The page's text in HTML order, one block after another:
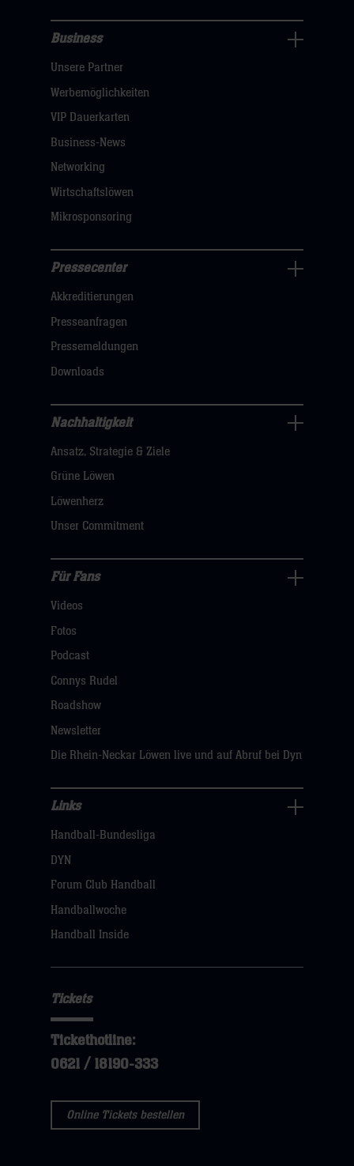
Navigation
öffnen,
dann
Business
Unsere Partner
Werbemöglichkeiten
VIP Dauerkarten
Business-News
Networking
Wirtschaftslöwen
Mikrosponsoring
Navigation
öffnen,
dann
hier
Pressecenter
Akkreditierungen
Presseanfragen
Pressemeldungen
Downloads
Nachhaltigkeit
Navigation
öffnen,
dann
klicken
hier
Nachhaltigkeit
Ansatz, Strategie & Ziele
Grüne Löwen
Löwenherz
Unser Commitment
Fans
Navigation
öffnen,
hier
Für Fans
Videos
Fotos
Podcast
Connys Rudel
Roadshow
Newsletter
Die Rhein-Neckar Löwen live und auf Abruf bei Dyn
Navigation
öffnen,
dann
Links
Handball-Bundesliga
DYN
Forum Club Handball
Handballwoche
Handball Inside
Tickets
Tickethotline:
0621 / 18190-333
Online Tickets bestellen